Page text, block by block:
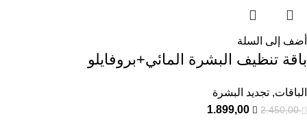
أضف إلى السلة
باقة تنظيف البشرة المائي+بروفايلو
الباقات, تجديد البشرة
2.450,00
1.899,00